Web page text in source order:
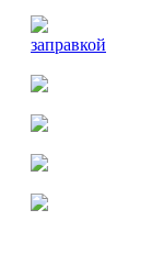
заправкой